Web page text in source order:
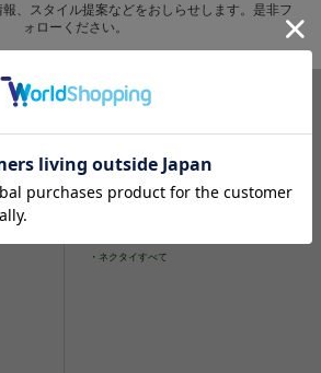
、スタイル提案などをおしらせします。是非フ
ォローください。
タイトフィット
・ニットシャツすべて
・ ネクタイすべて